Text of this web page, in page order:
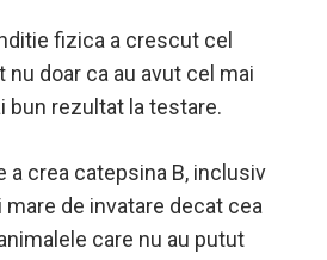
fizica a crescut cel
doar ca au avut cel mai
bun rezultat la testare.
a crea catepsina B, inclusiv
de invatare decat cea
care nu au putut